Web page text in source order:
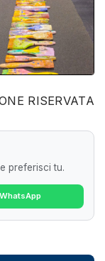
RISERVATA
preferisci tu.
WhatsApp